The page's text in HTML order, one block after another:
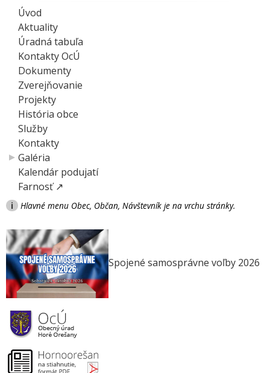
Úvod
Aktuality
Úradná tabuľa
Kontakty OcÚ
Dokumenty
Zverejňovanie
Projekty
História obce
Služby
Kontakty
Galéria
Kalendár podujatí
Farnosť ↗
i Hlavné menu Obec, Občan, Návštevník je na vrchu stránky.
Spojené samosprávne voľby 2026